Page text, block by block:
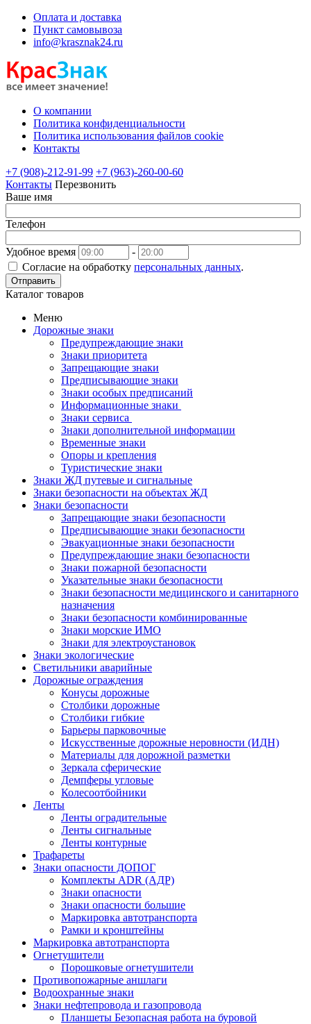
Оплата и доставка
Пункт самовывоза
info@krasznak24.ru
О компании
Политика конфиденциальности
Политика использования файлов cookie
Контакты
+7 (908)-212-91-99 +7 (963)-260-00-60
Контакты Перезвонить
Ваше имя
Телефон
Удобное время
-
Согласие на обработку персональных данных.
Отправить
Каталог товаров
Меню
Дорожные знаки
Предупреждающие знаки
Знаки приоритета
Запрещающие знаки
Предписывающие знаки
Знаки особых предписаний
Информационные знаки
Знаки сервиса
Знаки дополнительной информации
Временные знаки
Опоры и крепления
Туристические знаки
Знаки ЖД путевые и сигнальные
Знаки безопасности на объектах ЖД
Знаки безопасности
Запрещающие знаки безопасности
Предписывающие знаки безопасности
Эвакуационные знаки безопасности
Предупреждающие знаки безопасности
Знаки пожарной безопасности
Указательные знаки безопасности
Знаки безопасности медицинского и санитарного
назначения
Знаки безопасности комбинированные
Знаки морские ИМО
Знаки для электроустановок
Знаки экологические
Светильники аварийные
Дорожные ограждения
Конусы дорожные
Столбики дорожные
Столбики гибкие
Барьеры парковочные
Искусственные дорожные неровности (ИДН)
Материалы для дорожной разметки
Зеркала сферические
Демпферы угловые
Колесоотбойники
Ленты
Ленты оградительные
Ленты сигнальные
Ленты контурные
Трафареты
Знаки опасности ДОПОГ
Комплекты ADR (АДР)
Знаки опасности
Знаки опасности большие
Маркировка автотранспорта
Рамки и кронштейны
Маркировка автотранспорта
Огнетушители
Порошковые огнетушители
Противопожарные аншлаги
Водоохранные знаки
Знаки нефтепровода и газопровода
Планшеты Безопасная работа на буровой